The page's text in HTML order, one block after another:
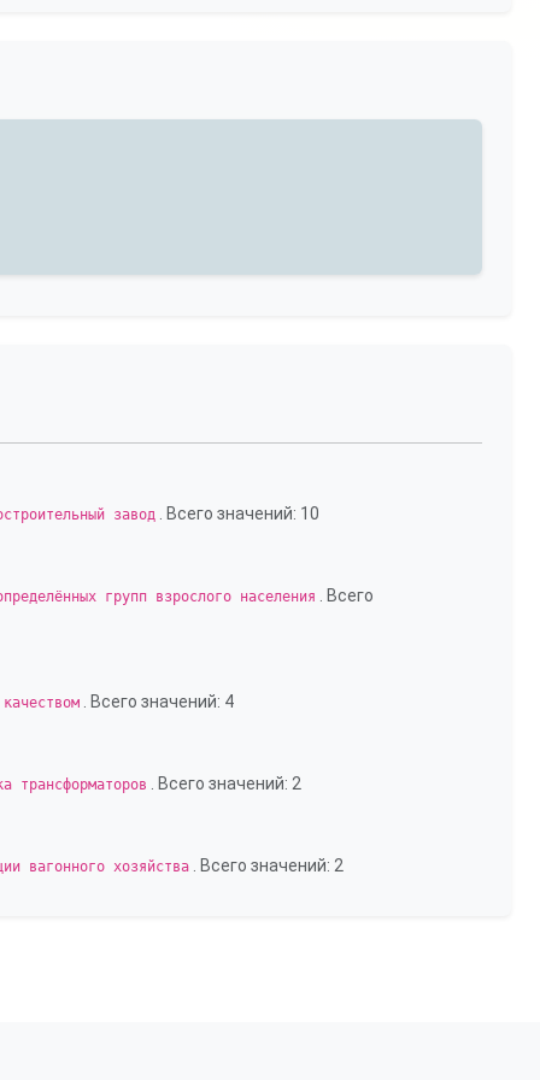
завод . Всего значений: 10
групп взрослого населения . Всего
. Всего значений: 4
трансформаторов . Всего значений: 2
вагонного хозяйства . Всего значений: 2